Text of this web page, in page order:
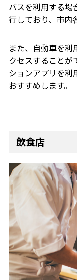
バスを利用する場
行しており、市内
また、自動車を
クセスすることが
ションアプリを利
おすすめします。
飲食店